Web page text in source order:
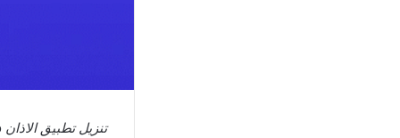
تنزيل تطبيق الاذان